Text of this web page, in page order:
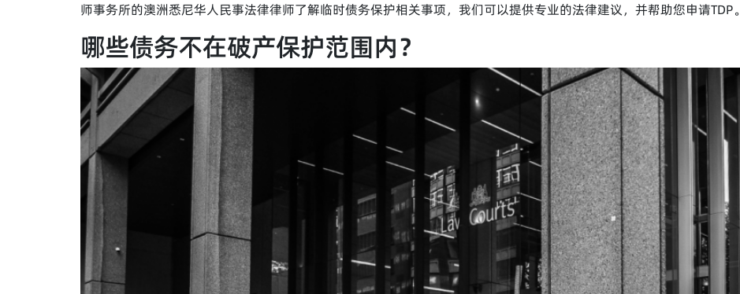
师事务所的澳洲悉尼华人民事法律律师了解临时债务保护相关事项，我们可以提供专业的法律建议，并帮助您申请TDP。
哪些债务不在破产保护范围内？